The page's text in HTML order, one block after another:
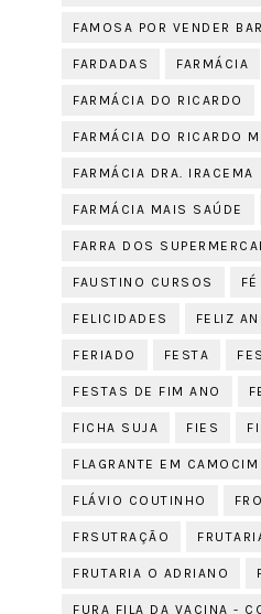
FAMOSA POR VENDER
FARDADAS FARMÁCIA
FARMÁCIA DO RICARDO
FARMÁCIA DO RICARDO
FARMÁCIA DRA. IRACEMA
FARMÁCIA MAIS SAÚDE
FARRA DOS
FAUSTINO CURSOS
FELICIDADES FELIZ
FERIADO FESTA
FESTAS DE FIM ANO
FICHA SUJA FIES
FLAGRANTE EM CAMOCIM
FLÁVIO COUTINHO
FRSUTRAÇÃO
FRUTARIA O ADRIANO
FURA FILA DA VACINA -